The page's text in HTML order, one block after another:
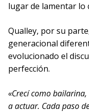
lugar de lamentar lo
Qualley, por su
generacional
evolucionado el
perfección.
«Crecí como
a actuar. Cada paso